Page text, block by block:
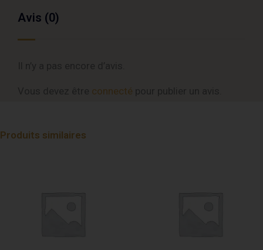
Avis (0)
connecté
Produits similaires